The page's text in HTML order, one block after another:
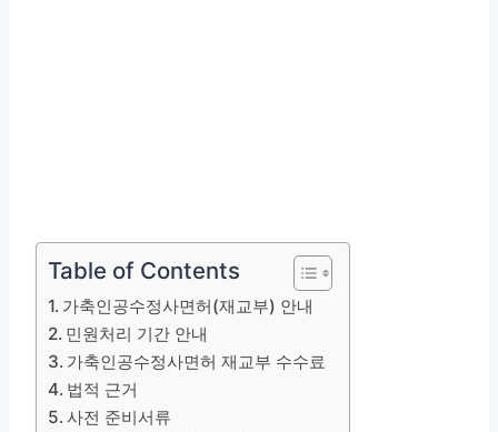
Table of Contents
가축인공수정사면허(재교부) 안내
민원처리 기간 안내
가축인공수정사면허 재교부 수수료
법적 근거
사전 준비서류